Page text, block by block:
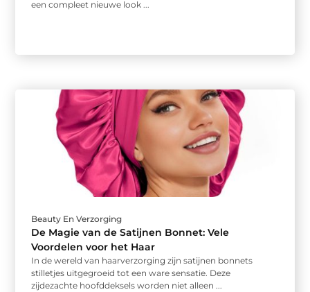
een compleet nieuwe look ...
Beauty En Verzorging
De Magie van de Satijnen Bonnet: Vele
Voordelen voor het Haar
In de wereld van haarverzorging zijn satijnen bonnets
stilletjes uitgegroeid tot een ware sensatie. Deze
zijdezachte hoofddeksels worden niet alleen ...